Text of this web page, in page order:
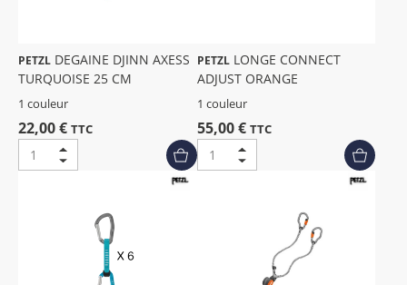
PETZL
TURQUOISE 25 CM
1 couleur
22,00 € TTC
PETZLLONGE CONNECT
ADJUST ORANGE
1 couleur
55,00 € TTC